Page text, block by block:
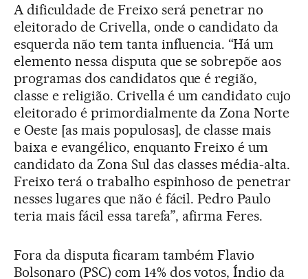
A dificuldade de Freixo será penetrar no
eleitorado de Crivella, onde o candidato da
esquerda não tem tanta influencia. “Há um
elemento nessa disputa que se sobrepõe aos
programas dos candidatos que é região,
classe e religião. Crivella é um candidato cujo
eleitorado é primordialmente da Zona Norte
e Oeste [as mais populosas], de classe mais
baixa e evangélico, enquanto Freixo é um
candidato da Zona Sul das classes média-alta.
Freixo terá o trabalho espinhoso de penetrar
nesses lugares que não é fácil. Pedro Paulo
teria mais fácil essa tarefa”, afirma Feres.
Fora da disputa ficaram também Flavio
Bolsonaro (PSC) com 14% dos votos, Índio da